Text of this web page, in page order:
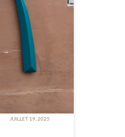
JUILLET 19, 2025